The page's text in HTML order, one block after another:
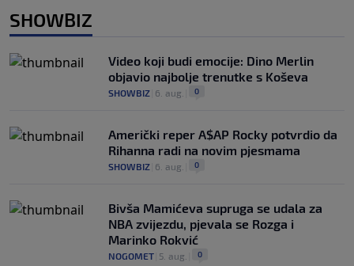
SHOWBIZ
Video koji budi emocije: Dino Merlin
objavio najbolje trenutke s Koševa
SHOWBIZ 6. aug. 0
Američki reper A$AP Rocky potvrdio da
Rihanna radi na novim pjesmama
SHOWBIZ 6. aug. 0
Bivša Mamićeva supruga se udala za
NBA zvijezdu, pjevala se Rozga i
Marinko Rokvić
NOGOMET 5. aug. 0